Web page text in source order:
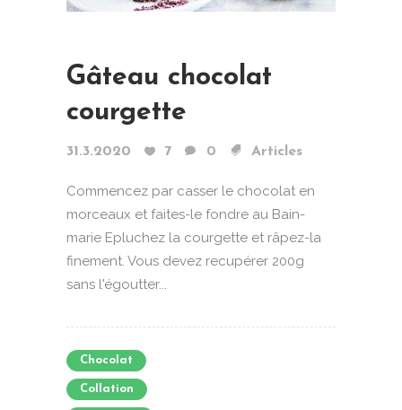
Gâteau chocolat
courgette
31.3.2020 7 0 Articles
Commencez par casser le chocolat en
morceaux et faites-le fondre au Bain-
marie Epluchez la courgette et râpez-la
finement. Vous devez recupérer 200g
sans l'égoutter...
Chocolat
Collation